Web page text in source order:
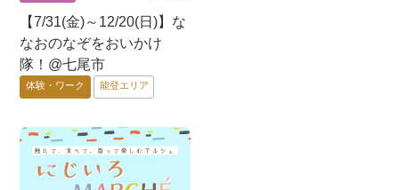
【7/31(金)～12/20(日)】な
なおのなぞをおいかけ
隊！@七尾市
体験・ワーク 能登エリア